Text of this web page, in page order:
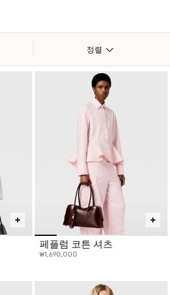
녀의 룩에 새로운 매력을 더해주는 신
하세요. /p
정렬
페플럼 코튼 셔츠
₩1,690,000